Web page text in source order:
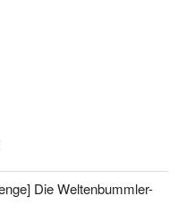
Die Weltenbummler-